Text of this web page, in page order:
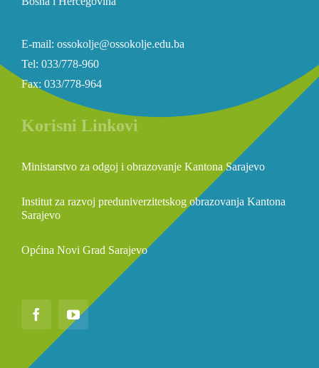
E-mail: ossokolje@ossokolje.edu.ba
Tel: 033/778-960
Fax: 033/778-964
Korisni Linkovi
Ministarstvo za odgoj i obrazovanje Kantona Sarajevo
Institut za razvoj preduniverzitetskog obrazovanja Kantona
Sarajevo
Općina Novi Grad Sarajevo